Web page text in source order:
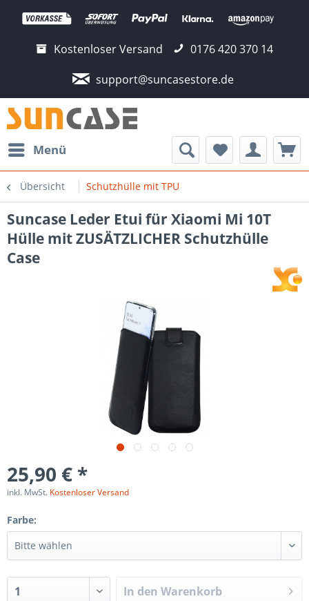
Kostenloser Versand
0176 420 370 14
support@suncasestore.de
Menü
Übersicht Schutzhülle mit TPU
Suncase Leder Etui für Xiaomi Mi 10T
Hülle mit ZUSÄTZLICHER Schutzhülle
Case
25,90 € *
inkl. MwSt. Kostenloser Versand
Farbe:
In den Warenkorb